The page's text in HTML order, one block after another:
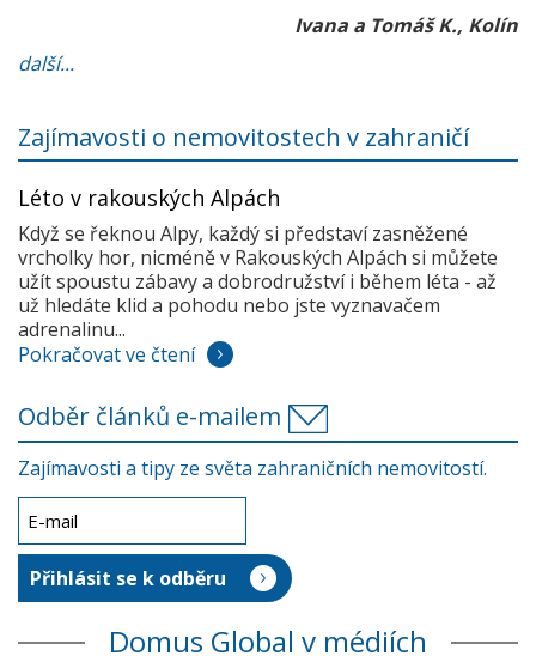
Ivana a Tomáš K., Kolín
další...
Zajímavosti o nemovitostech v zahraničí
Léto v rakouských Alpách
Když se řeknou Alpy, každý si představí zasněžené
vrcholky hor, nicméně v Rakouských Alpách si můžete
užít spoustu zábavy a dobrodružství i během léta - až
už hledáte klid a pohodu nebo jste vyznavačem
adrenalinu...
Pokračovat ve čtení
Odběr článků e-mailem
Zajímavosti a tipy ze světa zahraničních nemovitostí.
Domus Global v médiích